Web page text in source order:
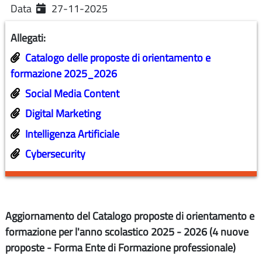
Data
27-11-2025
Allegati:
Catalogo delle proposte di orientamento e
formazione 2025_2026
Social Media Content
Digital Marketing
Intelligenza Artificiale
Cybersecurity
Aggiornamento del Catalogo proposte di orientamento e
formazione per l'anno scolastico 2025 - 2026 (4 nuove
proposte - Forma Ente di Formazione professionale)